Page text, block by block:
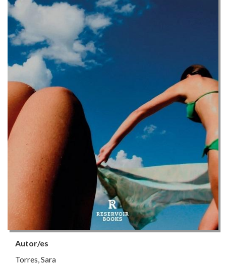
Autor/es
Torres, Sara